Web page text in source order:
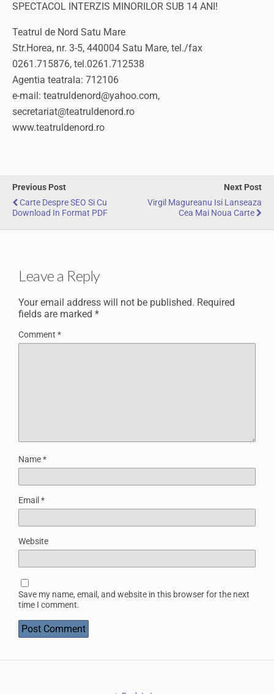
SPECTACOL INTERZIS MINORILOR SUB 14 ANI!
Teatrul de Nord Satu Mare
Str.Horea, nr. 3-5, 440004 Satu Mare, tel./fax
0261.715876, tel.0261.712538
Agentia teatrala: 712106
e-mail: teatruldenord@yahoo.com,
secretariat@teatruldenord.ro
www.teatruldenord.ro
Previous Post
Carte Despre SEO Si Cu
Download In Format PDF
Next Post
Virgil Magureanu Isi Lanseaza
Cea Mai Noua Carte
Leave a Reply
Your email address will not be published. Required
fields are marked *
Comment *
Name*
Email *
Website
Save my name, email, and website in this browser for the next
time I comment.